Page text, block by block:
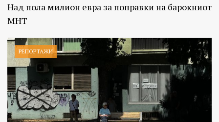
Над пола милион евра за поправки на барокниот
МНТ
РЕПОРТАЖИ